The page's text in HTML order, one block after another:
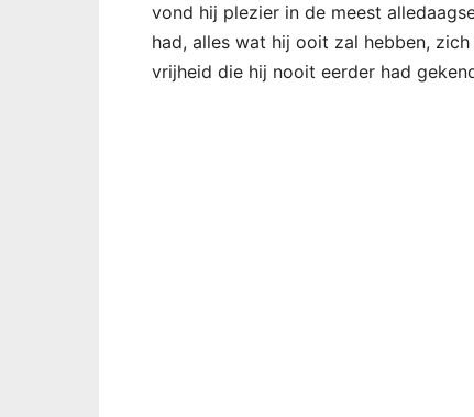
vond hij plezier in de meest
had, alles wat hij ooit zal hebben,
vrijheid die hij nooit eerder had